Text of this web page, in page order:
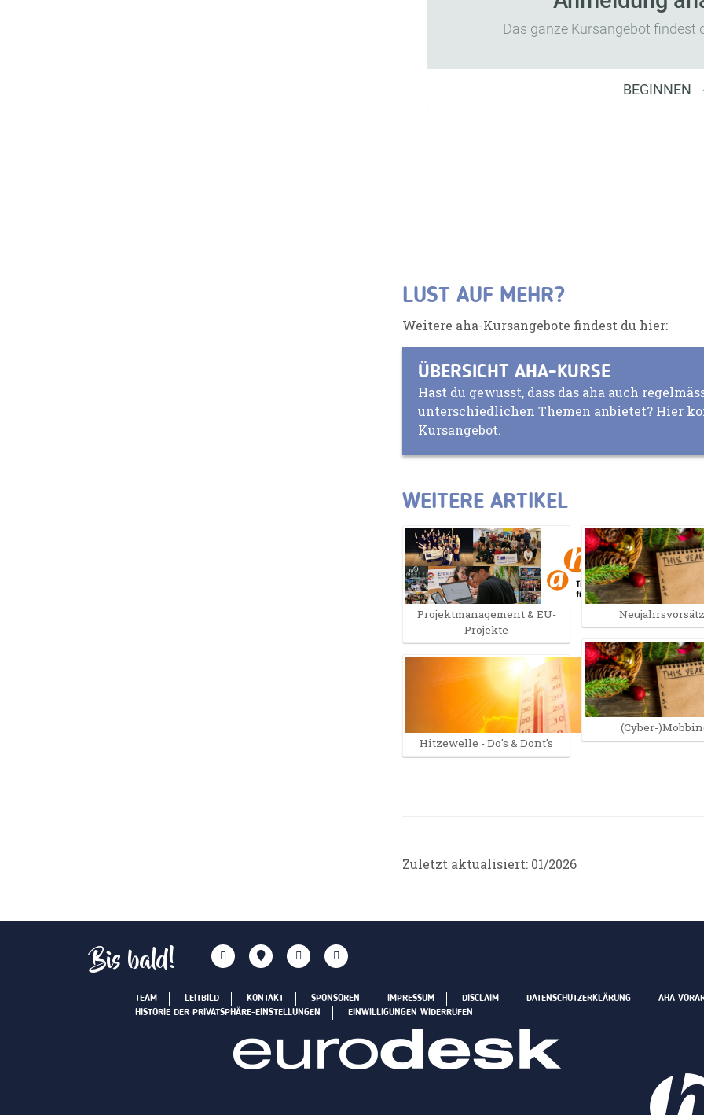
LUST AUF MEHR?
Weitere aha-Kursangebote findest du hier:
ÜBERSICHT AHA-KURSE
Hast du gewusst, dass das aha auch
unterschiedlichen Themen anbietet? Hier
Kursangebot.
WEITERE ARTIKEL
Projektmanagement & EU-
Projekte
Hitzewelle - Do's & Dont's
(Cyber-
Zuletzt aktualisiert: 01/2026
Bis bald!
TEAM LEITBILD KONTAKT SPONSOREN IMPRESSUM DISCLAIM DATENSCHUTZERKLÄRUNG AHA
HISTORIE DER PRIVATSPHÄRE-EINSTELLUNGEN
EINWILLIGUNGEN WIDERRUFEN